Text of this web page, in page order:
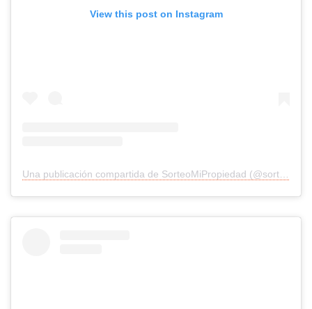
View this post on Instagram
Una publicación compartida de SorteoMiPropiedad (@sorteomipropiedad)